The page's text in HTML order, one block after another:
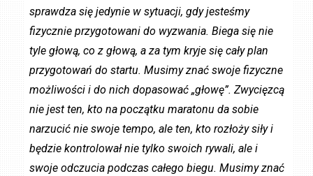
sprawdza się jedynie w sytuacji, gdy jesteśmy
fizycznie przygotowani do wyzwania. Biega się nie
tyle głową, co z głową, a za tym kryje się cały plan
przygotowań do startu. Musimy znać swoje fizyczne
możliwości i do nich dopasować „głowę”. Zwycięzcą
nie jest ten, kto na początku maratonu da sobie
narzucić nie swoje tempo, ale ten, kto rozłoży siły i
będzie kontrolował nie tylko swoich rywali, ale i
swoje odczucia podczas całego biegu. Musimy znać